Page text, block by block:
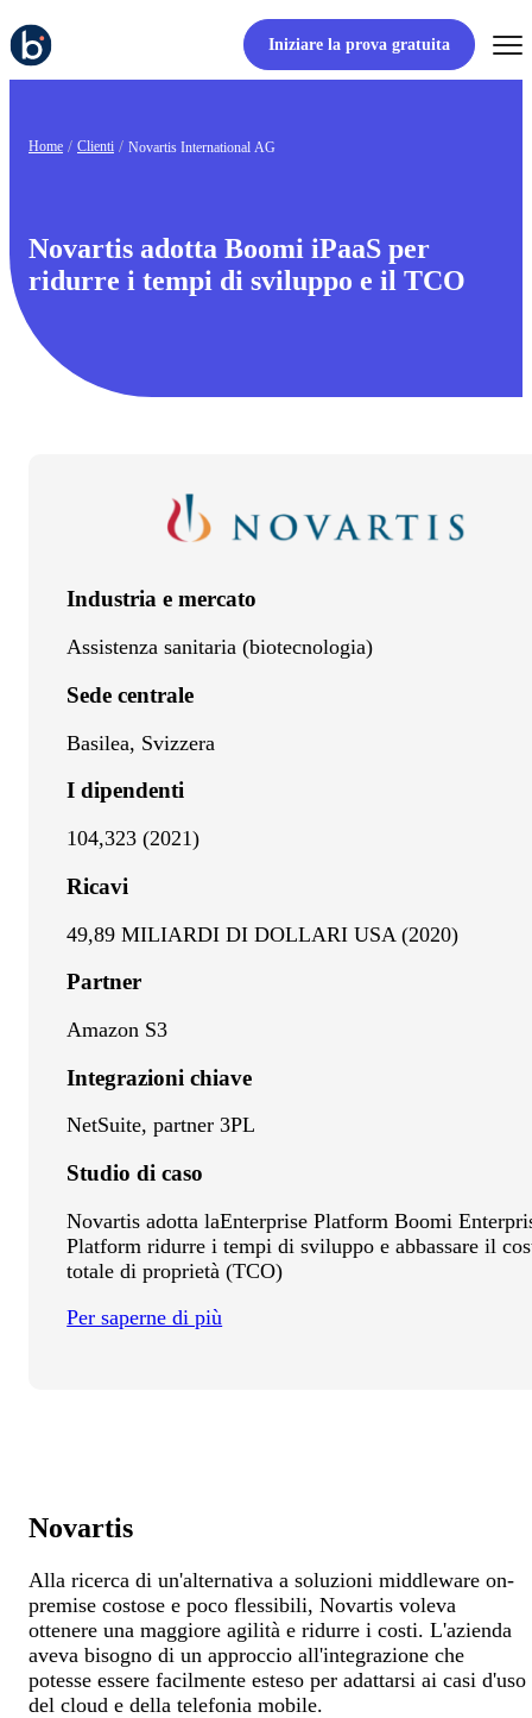
Iniziare la prova gratuita
Home Clienti Novartis International AG
Novartis adotta Boomi iPaaS per
ridurre i tempi di sviluppo e il TCO
Novartis
Alla ricerca di un'alternativa a soluzioni middleware on-
premise costose e poco flessibili, Novartis voleva
ottenere una maggiore agilità e ridurre i costi. L'azienda
aveva bisogno di un approccio all'integrazione che
potesse essere facilmente esteso per adattarsi ai casi d'uso
del cloud e della telefonia mobile.
Industria e mercato
Assistenza sanitaria (biotecnologia)
Sede centrale
Basilea, Svizzera
I dipendenti
104,323 (2021)
Ricavi
49,89 MILIARDI DI DOLLARI USA (2020)
Partner
Amazon S3
Integrazioni chiave
NetSuite, partner 3PL
Studio di caso
Novartis adotta laEnterprise Platform Boomi
Platform ridurre i tempi di sviluppo e abbassare il
totale di proprietà (TCO)
Per saperne di più